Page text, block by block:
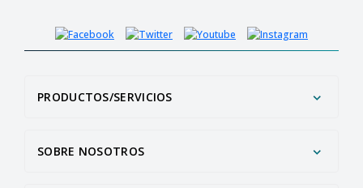
PRODUCTOS/SERVICIOS
SOBRE NOSOTROS